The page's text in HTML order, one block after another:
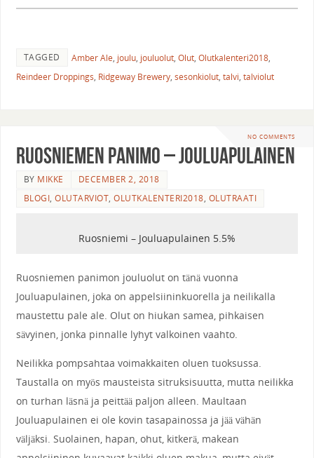
TAGGED Amber Ale, joulu, jouluolut, Olut, Olutkalenteri2018,
Reindeer Droppings, Ridgeway Brewery, sesonkiolut, talvi, talviolut
NO COMMENTS
Ruosniemen Panimo – Jouluapulainen
BY MIKKE
DECEMBER 2, 2018
BLOGI,OLUTARVIOT,OLUTKALENTERI2018, OLUTRAATI
Ruosniemi – Jouluapulainen 5.5%
Ruosniemen panimon jouluolut on tänä vuonna
Jouluapulainen, joka on appelsiininkuorella ja neilikalla
maustettu pale ale. Olut on hiukan samea, pihkaisen
sävyinen, jonka pinnalle lyhyt valkoinen vaahto.
Neilikka pompsahtaa voimakkaiten oluen tuoksussa.
Taustalla on myös mausteista sitruksisuutta, mutta neilikka
on turhan läsnä ja peittää paljon alleen. Maultaan
Jouluapulainen ei ole kovin tasapainossa ja jää vähän
väljäksi. Suolainen, hapan, ohut, kitkerä, makean